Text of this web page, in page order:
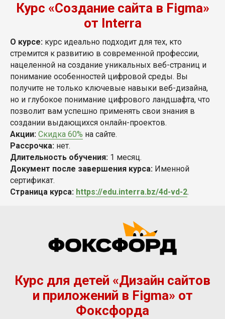
Курс «Создание сайта в Figma»
от Interra
О курсе: курс идеально подходит для тех, кто
стремится к развитию в современной профессии,
нацеленной на создание уникальных веб-страниц и
понимание особенностей цифровой среды. Вы
получите не только ключевые навыки веб-дизайна,
но и глубокое понимание цифрового ландшафта, что
позволит вам успешно применять свои знания в
создании выдающихся онлайн-проектов.
Акции: Скидка 60% на сайте.
Рассрочка: нет.
Длительность обучения: 1 месяц.
Документ после завершения курса: Именной
сертификат.
Страница курса: https://edu.interra.bz/4d-vd-2.
Курс для детей «Дизайн сайтов
и приложений в Figma» от
Фоксфорда